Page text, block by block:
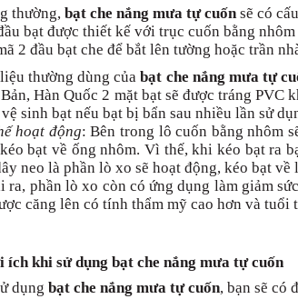
thường, bạt che nắng mưa tự cuốn sẽ có
bạt được thiết kế với trục cuốn bằng
2 đầu bạt che để bắt lên tường hoặc trần
thường dùng củabạt che nắng mưa tự
Hàn Quốc 2 mặt bạt sẽ được tráng PVC
sinh bạt nếu bạt bị bẩn sau nhiều lần sử
hoạt động: Bên trong lô cuốn bằng nhôm
bạt về ống nhôm. Vì thế, khi kéo bạt ra
neo là phần lò xo sẽ hoạt động, kéo bạt
ra, phần lò xo còn có ứng dụng làm giảm
căng lên có tính thẩm mỹ cao hơn và tuổi
ích khi sử dụng bạt che nắng mưa tự cuốn
dụng bạt che nắng mưa tự cuốn, bạn sẽ có